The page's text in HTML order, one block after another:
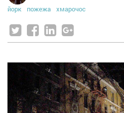
йорк
пожежа хмарочос